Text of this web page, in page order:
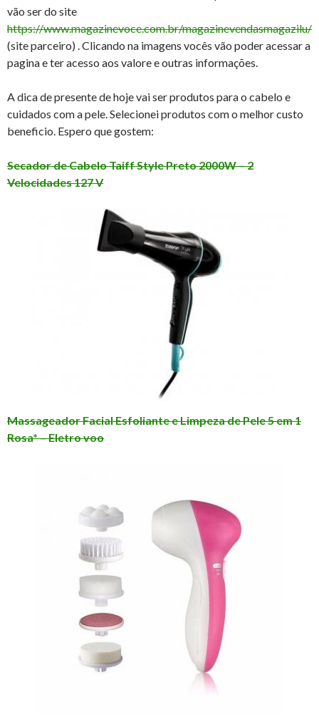
vão ser do site
https://www.magazinevoce.com.br/magazinevendasmagazilu/
(site parceiro) . Clicando na imagens vocês vão poder acessar a
pagina e ter acesso aos valore e outras informações.
A dica de presente de hoje vai ser produtos para o cabelo e
cuidados com a pele. Selecionei produtos com o melhor custo
beneficio. Espero que gostem:
Secador de Cabelo Taiff Style Preto 2000W – 2
Velocidades 127 V
Massageador Facial Esfoliante e Limpeza de Pele 5 em 1
Rosa* – Eletro voo